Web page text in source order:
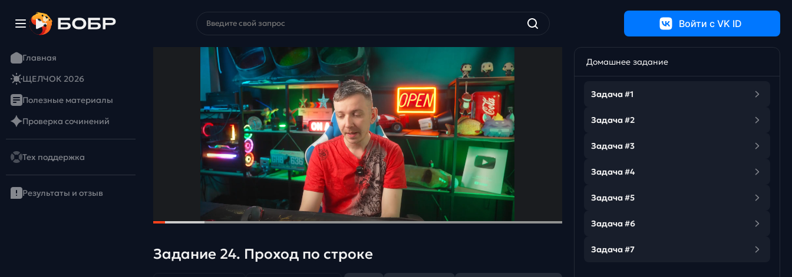
Войти c VK ID
Главная
ЩЕЛЧОК 2026
Полезные материалы
Проверка сочинений
Тех поддержка
Результаты и отзыв
Задание 24. Проход по строке
Домашнее задание
Задача #1
Задача #2
Задача #3
Задача #4
Задача #5
Задача #6
Задача #7